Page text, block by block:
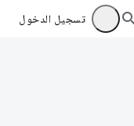
تسجيل الدخول